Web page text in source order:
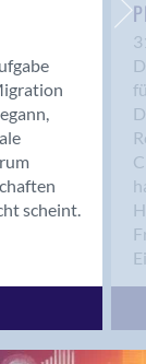
scheint.